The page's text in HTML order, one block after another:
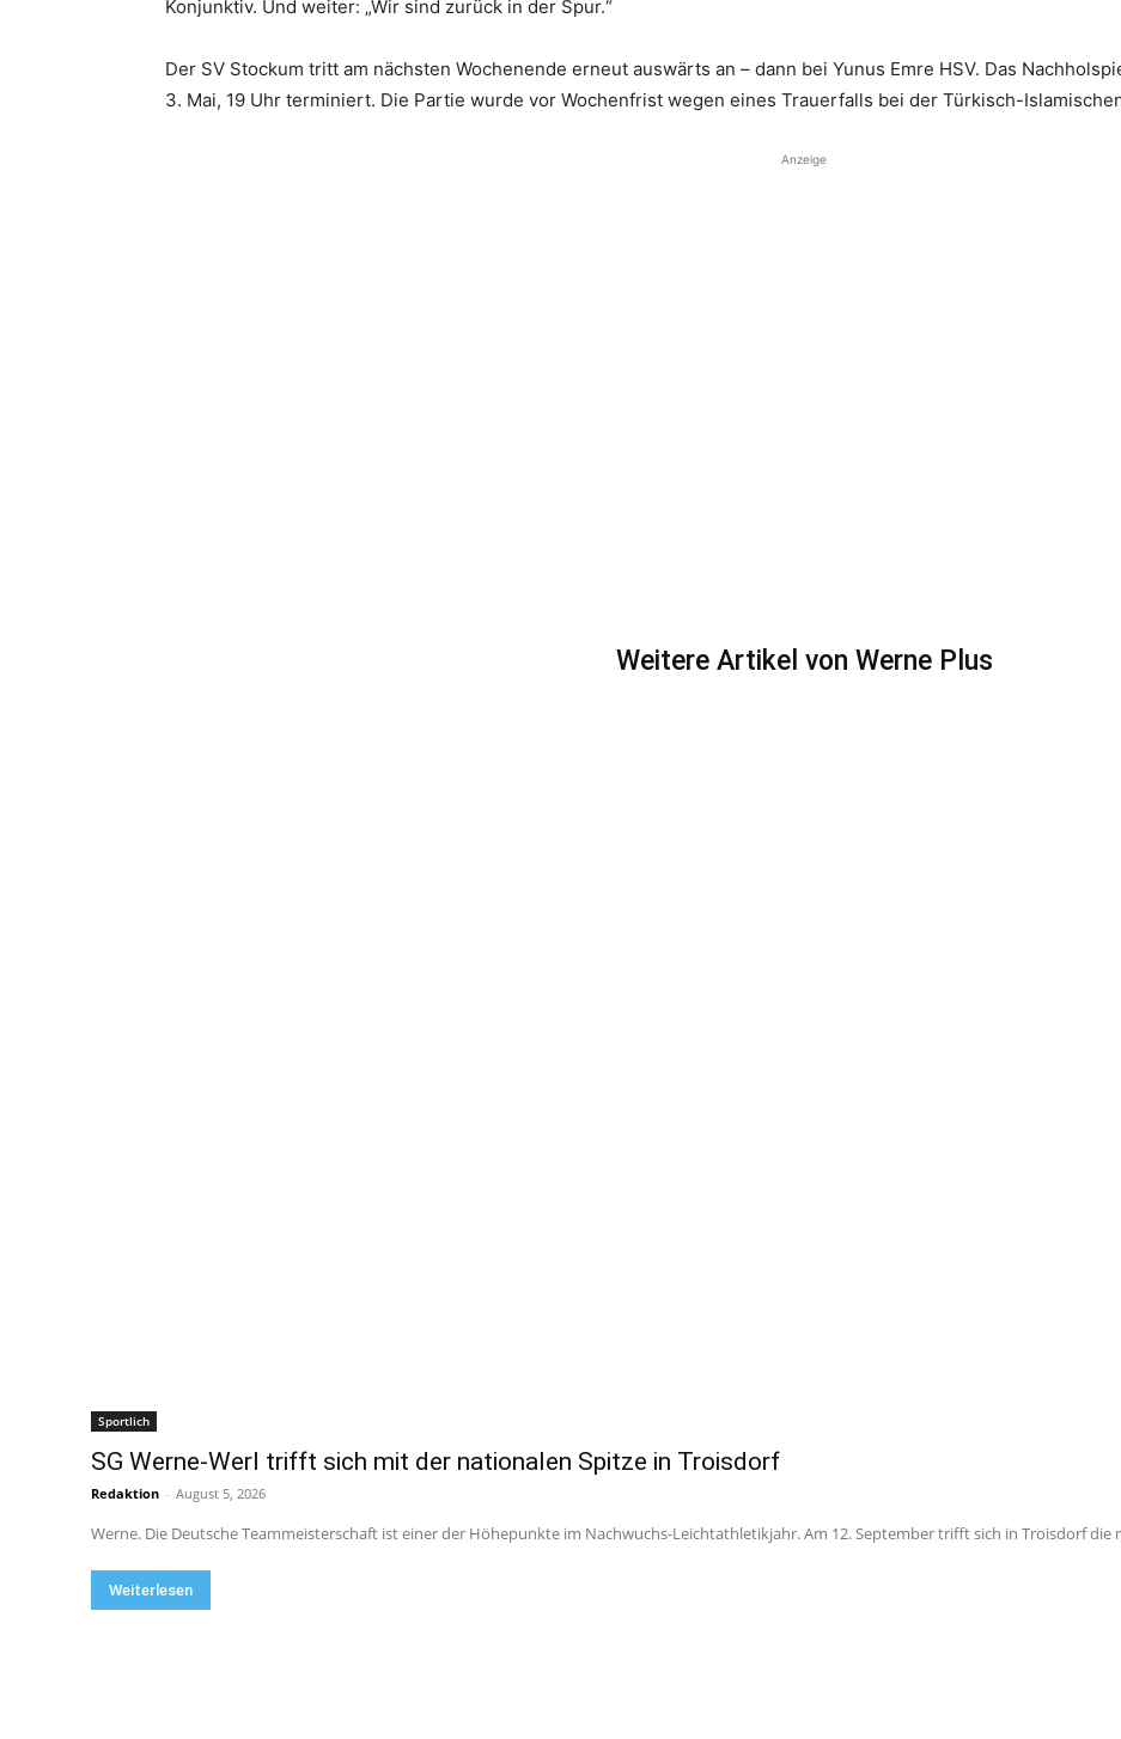
Konjunktiv. Und weiter: „Wir sind zurück in der Spur.“
Der SV Stockum tritt am nächsten Wochenende erneut auswärts an – dann bei Yunus Emre HSV. Das
3. Mai, 19 Uhr terminiert. Die Partie wurde vor Wochenfrist wegen eines Trauerfalls bei der Türkisch-
Anzeige
Weitere Artikel von Werne Plus
Sportlich
SG Werne-Werl trifft sich mit der nationalen Spitze in Troisdorf
Redaktion - August 5, 2026
Werne. Die Deutsche Teammeisterschaft ist einer der Höhepunkte im Nachwuchs-Leichtathletikjahr. Am 12. September trifft sich in Troisdorf die
Weiterlesen